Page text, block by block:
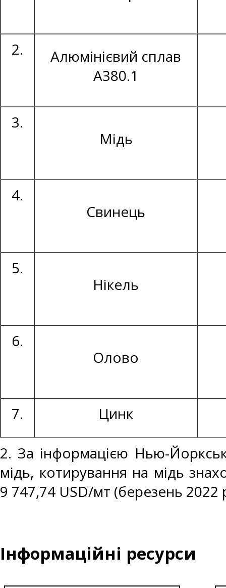
2.
Алюмінієвий сплав
А380.1
3.
Мідь
4.
Свинець
5.
Нікель
6.
Олово
7. Цинк
2. За інформацією Нью-
мідь, котирування на мідь
9 747,74 USD/мт (березень 2022
Інформаційні ресурси